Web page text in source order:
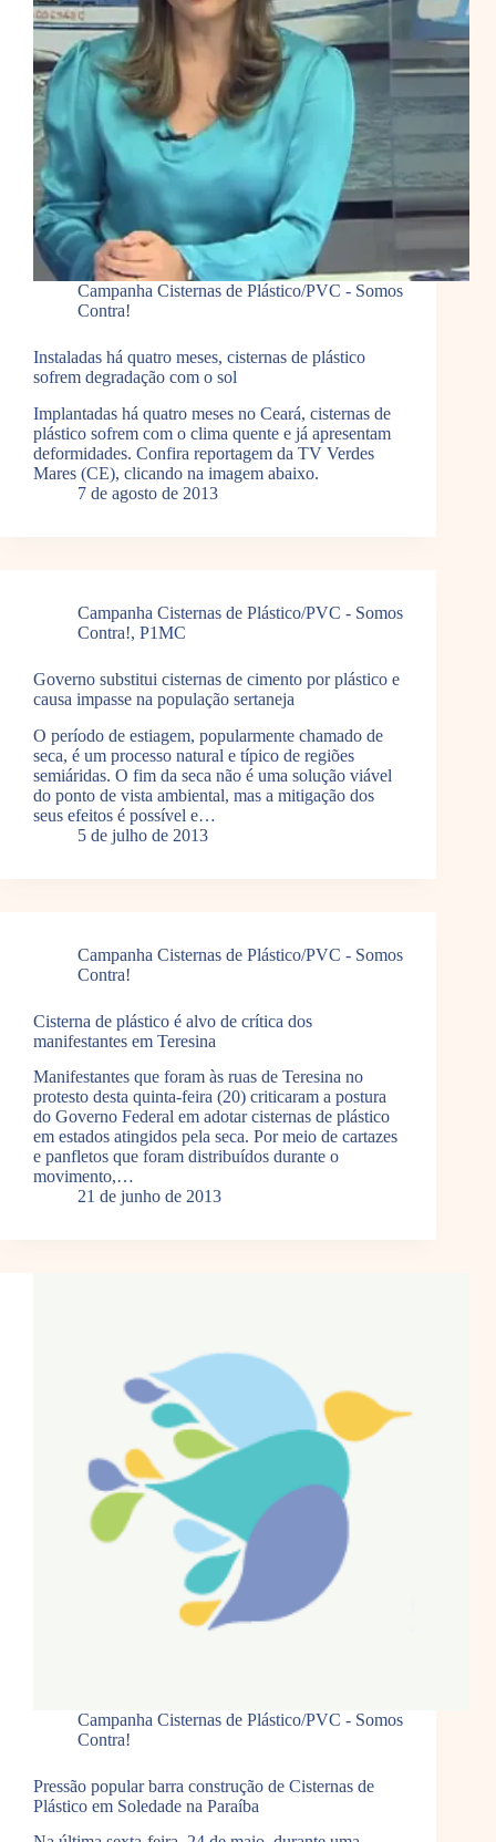
Campanha Cisternas de Plástico/PVC - Somos
Contra!
Instaladas há quatro meses, cisternas de plástico
sofrem degradação com o sol
Implantadas há quatro meses no Ceará, cisternas de
plástico sofrem com o clima quente e já apresentam
deformidades. Confira reportagem da TV Verdes
Mares (CE), clicando na imagem abaixo.
7 de agosto de 2013
Campanha Cisternas de Plástico/PVC - Somos
Contra!, P1MC
Governo substitui cisternas de cimento por plástico e
causa impasse na população sertaneja
O período de estiagem, popularmente chamado de
seca, é um processo natural e típico de regiões
semiáridas. O fim da seca não é uma solução viável
do ponto de vista ambiental, mas a mitigação dos
seus efeitos é possível e…
5 de julho de 2013
Campanha Cisternas de Plástico/PVC - Somos
Contra!
Cisterna de plástico é alvo de crítica dos
manifestantes em Teresina
Manifestantes que foram às ruas de Teresina no
protesto desta quinta-feira (20) criticaram a postura
do Governo Federal em adotar cisternas de plástico
em estados atingidos pela seca. Por meio de cartazes
e panfletos que foram distribuídos durante o
movimento,…
21 de junho de 2013
Campanha Cisternas de Plástico/PVC - Somos
Contra!
Pressão popular barra construção de Cisternas de
Plástico em Soledade na Paraíba